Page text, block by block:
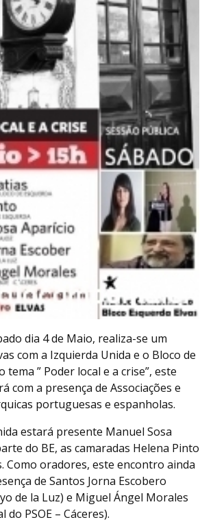
dia 4 de Maio, realiza-se um
com a Izquierda Unida e o Bloco de
tema ” Poder local e a crise”, este
com a presença de Associações e
portuguesas e espanholas.
estará presente Manuel Sosa
do BE, as camaradas Helena Pinto
Como oradores, este encontro ainda
de Santos Jorna Escobero
de la Luz) e Miguel Ángel Morales
do PSOE – Cáceres).